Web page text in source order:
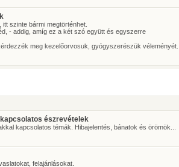
szinte bármi megtörténhet.
- addig, amíg ez a két szó együtt és egyszerre
meg kezelőorvosuk, gyógyszerészük véleményét...
észrevételek
kapcsolatos témák. Hibajelentés, bánatok és örömök...
felajánlásokat.